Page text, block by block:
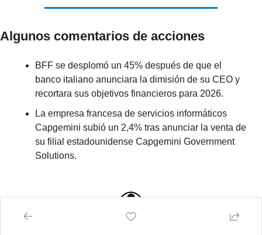
Algunos comentarios de acciones
BFF se desplomó un 45% después de que el
banco italiano anunciara la dimisión de su CEO y
recortara sus objetivos financieros para 2026.
La empresa francesa de servicios informáticos
Capgemini subió un 2,4% tras anunciar la venta de
su filial estadounidense Capgemini Government
Solutions.